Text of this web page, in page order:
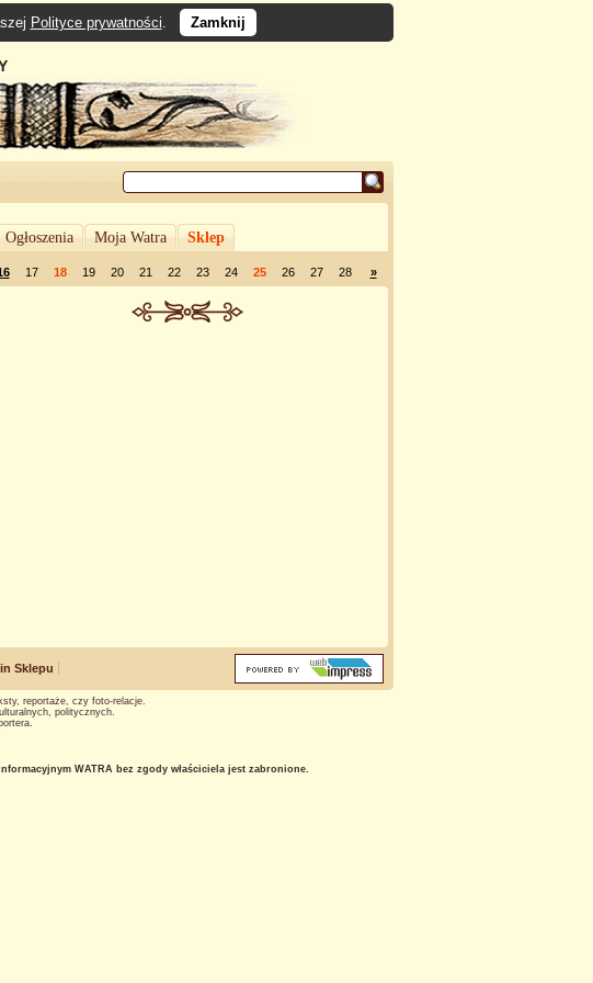
Polityce prywatności. Zamknij
Ogłoszenia Moja Watra Sklep
17 18 19 20 21 22 23 24 25 26 27 28 »
Sklepu
reportaże, czy foto-relacje.
politycznych.
WATRA bez zgody właściciela jest zabronione.